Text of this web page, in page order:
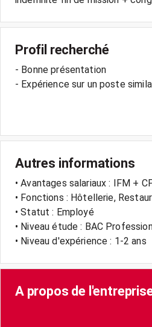
Profil recherché
- Bonne présentation
- Expérience sur un poste
Autres informations
• Avantages salariaux : IFM +
• Fonctions : Hôtellerie,
• Statut : Employé
• Niveau étude : BAC
• Niveau d'expérience : 1-2 ans
A propos de